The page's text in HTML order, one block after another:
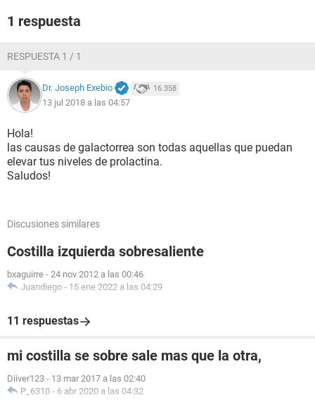
1 respuesta
RESPUESTA 1 / 1
Dr. Joseph Exebio 16.358
13 jul 2018 a las 04:57
Hola!
las causas de galactorrea son todas aquellas que puedan
elevar tus niveles de prolactina.
Saludos!
Discusiones similares
Costilla izquierda sobresaliente
bxaguirre - 24 nov 2012 a las 00:46
Juandiego - 15 ene 2022 a las 04:29
11 respuestas
mi costilla se sobre sale mas que la otra,
Diiver123 - 13 mar 2017 a las 02:40
P_6310 - 6 abr 2020 a las 04:32